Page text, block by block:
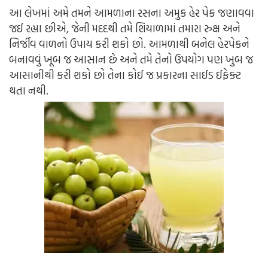
આ લેખમાં અમે તમને આમળાના રસના અમુક હેર પેક જણાવવા
જઈ રહ્યા છીએ, જેની મદદથી તમે શિયાળામાં તમારા રુક્ષ અને
નિર્જીવ વાળનો ઉપાય કરી શકો છો. આમળાથી બનેલ હેરપેકને
બનાવવું ખૂબ જ આસાન છે અને તમે તેનો ઉપયોગ પણ ખુબ જ
આસાનીથી કરી શકો છો તેના કોઈ જ પ્રકારના સાઈડ ઈફેક્ટ
થતા નથી.